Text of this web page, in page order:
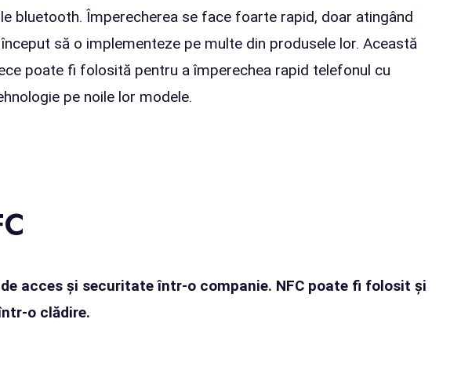
bluetooth. Împerecherea se face foarte rapid, doar atingând
să o implementeze pe multe din produsele lor. Această
poate fi folosită pentru a împerechea rapid telefonul cu
pe noile lor modele.
acces și securitate într-o companie. NFC poate fi folosit și
o clădire.